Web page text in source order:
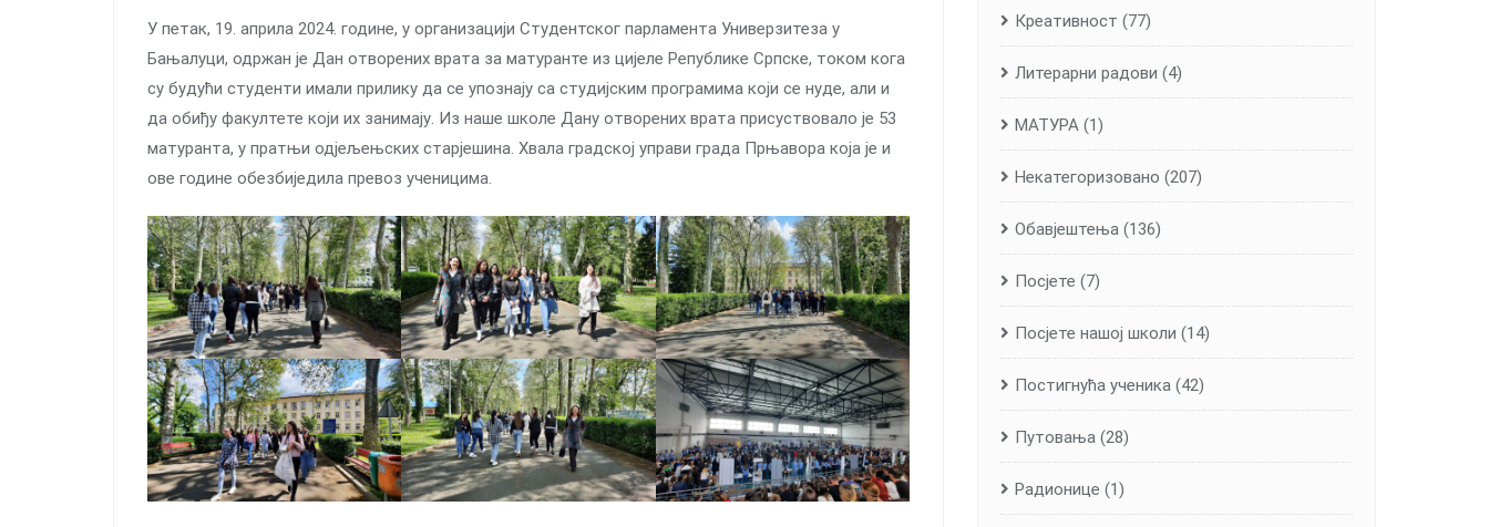
У петак, 19. априла 2024. године, у организацији Студентског парламента Универзитеза у
Бањалуци, одржан је Дан отворених врата за матуранте из цијеле Републике Српске, током кога
су будући студенти имали прилику да се упознају са студијским програмима који се нуде, али и
да обиђу факултете који их занимају. Из наше школе Дану отворених врата присуствовало је 53
матуранта, у пратњи одjељењских старјешина. Хвала градској управи града Прњавора која је и
ове године обезбиједила превоз ученицима.
Креативност (77)
Литерарни радови (4)
МАТУРА (1)
Некатегоризовано (207)
Обавјештења (136)
Посјете (7)
Посјете нашој школи (14)
Постигнућа ученика (42)
Путовања (28)
Радионице (1)